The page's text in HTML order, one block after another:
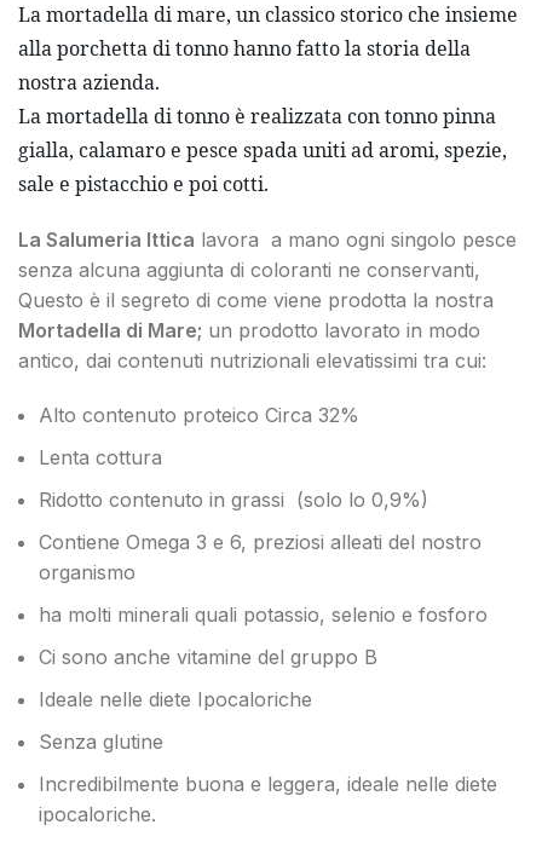
La mortadella di mare, un classico storico che insieme
alla porchetta di tonno hanno fatto la storia della
nostra azienda.
La mortadella di tonno è realizzata con tonno pinna
gialla, calamaro e pesce spada uniti ad aromi, spezie,
sale e pistacchio e poi cotti.
La Salumeria Ittica lavora a mano ogni singolo pesce
senza alcuna aggiunta di coloranti ne conservanti,
Questo è il segreto di come viene prodotta la nostra
Mortadella di Mare; un prodotto lavorato in modo
antico, dai contenuti nutrizionali elevatissimi tra cui:
Alto contenuto proteico Circa 32%
Lenta cottura
Ridotto contenuto in grassi (solo lo 0,9%)
Contiene Omega 3 e 6, preziosi alleati del nostro
organismo
ha molti minerali quali potassio, selenio e fosforo
Ci sono anche vitamine del gruppo B
Ideale nelle diete Ipocaloriche
Senza glutine
Incredibilmente buona e leggera, ideale nelle diete
ipocaloriche.